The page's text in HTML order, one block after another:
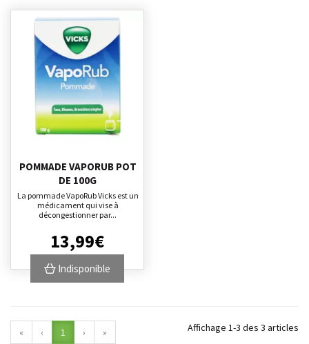
POMMADE VAPORUB POT
DE 100G
La pommade VapoRub Vicks est un
médicament qui vise à
décongestionner par...
13,99€
Indisponible
« ‹ 1 › » Affichage 1-3 des 3 articles